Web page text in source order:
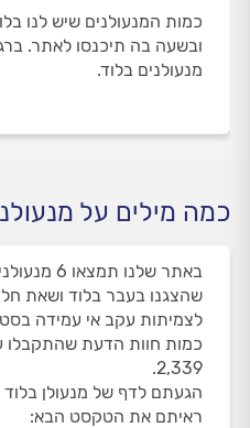
כמות המנעולנים שיש לנו
מנעולנים בלוד.
כמה מילים על
שהצגנו בעבר בלוד ושאת
לצמיתות עקב אי עמידה
כמות חוות הדעת שהתקבלו
2,339.
הגעתם לדף של מנעולן
ראיתם את הטקסט הבא: